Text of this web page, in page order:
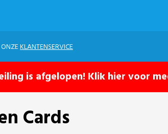
KLANTENSERVICE
is afgelopen! Klik hier voor
Cards